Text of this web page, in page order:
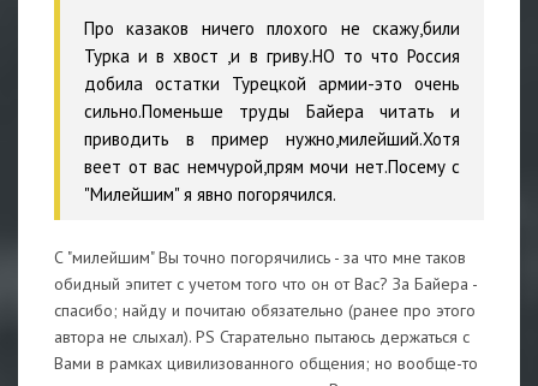
Про казаков ничего плохого не скажу,били
Турка и в хвост ,и в гриву.НО то что Россия
добила остатки Турецкой армии-это очень
сильно.Поменьше труды Байера читать и
приводить в пример нужно,милейший.Хотя
веет от вас немчурой,прям мочи нет.Посему с
"Милейшим" я явно погорячился.
С "милейшим" Вы точно погорячились - за что мне таков
обидный эпитет с учетом того что он от Вас? За Байера -
спасибо; найду и почитаю обязательно (ранее про этого
автора не слыхал). PS Старательно пытаюсь держаться с
Вами в рамках цивилизованного общения; но вообще-то